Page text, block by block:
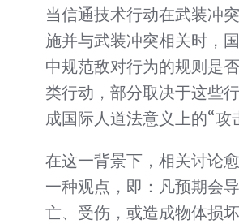
当信通技术行动在武装冲
施并与武装冲突相关时，
中规范敌对行为的规则是
类行动，部分取决于这些
成国际人道法意义上的“攻
在这一背景下，相关讨论
一种观点，即：凡预期会
亡、受伤，或造成物体损